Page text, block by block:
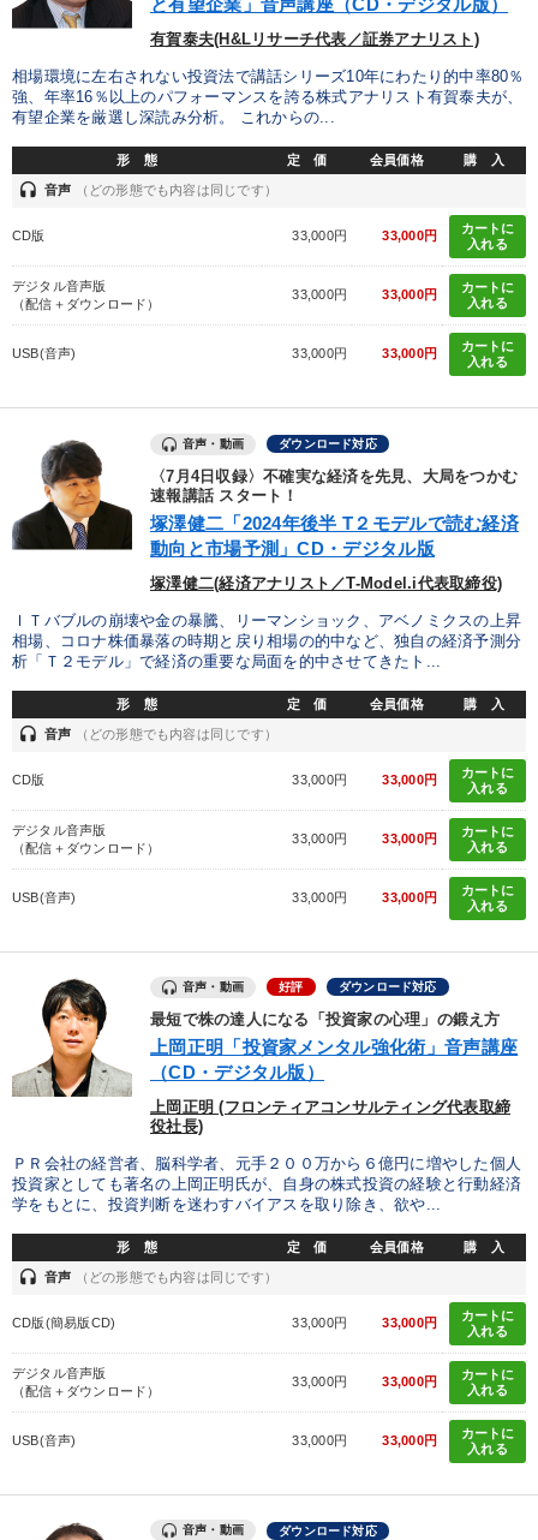
と有望企業」音声講座（CD・デジタル版）
有賀泰夫(H&Lリサーチ代表／証券アナリスト)
相場環境に左右されない投資法で講話シリーズ10年にわたり的中率80％
強、年率16％以上のパフォーマンスを誇る株式アナリスト有賀泰夫が、
有望企業を厳選し深読み分析。 これからの...
形 態 定 価 会員価格 購 入
headset 音声 （どの形態でも内容は同じです）
CD版 33,000円 33,000円
カートに
入れる
デジタル音声版
（配信＋ダウンロード）
33,000円 33,000円
カートに
入れる
USB(音声) 33,000円 33,000円
カートに
入れる
音声・動画 ダウンロード対応
〈7月4日収録〉不確実な経済を先見、大局をつかむ
速報講話 スタート！
塚澤健二「2024年後半 T２モデルで読む経済
動向と市場予測」CD・デジタル版
塚澤健二(経済アナリスト／T-Model.i代表取締役)
ＩＴバブルの崩壊や金の暴騰、リーマンショック、アベノミクスの上昇
相場、コロナ株価暴落の時期と戻り相場の的中など、独自の経済予測分
析「Ｔ２モデル」で経済の重要な局面を的中させてきたト...
形 態 定 価 会員価格 購 入
headset 音声 （どの形態でも内容は同じです）
CD版 33,000円 33,000円
カートに
入れる
デジタル音声版
（配信＋ダウンロード）
33,000円 33,000円
カートに
入れる
USB(音声) 33,000円 33,000円
カートに
入れる
音声・動画 好評 ダウンロード対応
最短で株の達人になる「投資家の心理」の鍛え方
上岡正明「投資家メンタル強化術」音声講座
（CD・デジタル版）
上岡正明 (フロンティアコンサルティング代表取締
役社長)
ＰＲ会社の経営者、脳科学者、元手２００万から６億円に増やした個人
投資家としても著名の上岡正明氏が、自身の株式投資の経験と行動経済
学をもとに、投資判断を迷わすバイアスを取り除き、欲や...
形 態 定 価 会員価格 購 入
headset 音声 （どの形態でも内容は同じです）
CD版(簡易版CD) 33,000円 33,000円
カートに
入れる
デジタル音声版
（配信＋ダウンロード）
33,000円 33,000円
カートに
入れる
USB(音声) 33,000円 33,000円
カートに
入れる
音声・動画 ダウンロード対応